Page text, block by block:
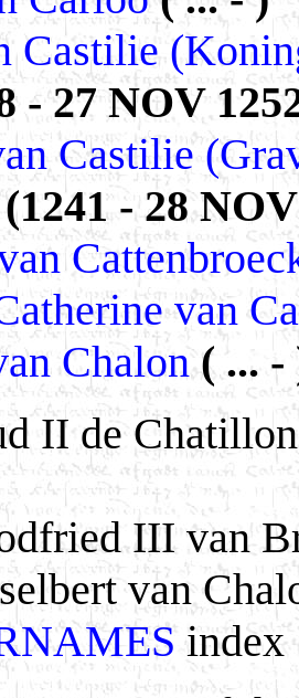
Castilie
- 27 NOV
Castilie
(1241 - 28
van
Chalon( ... -
II de
III van
van
index